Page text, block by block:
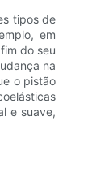
tipos de
em
do seu
na
o pistão
e suave,